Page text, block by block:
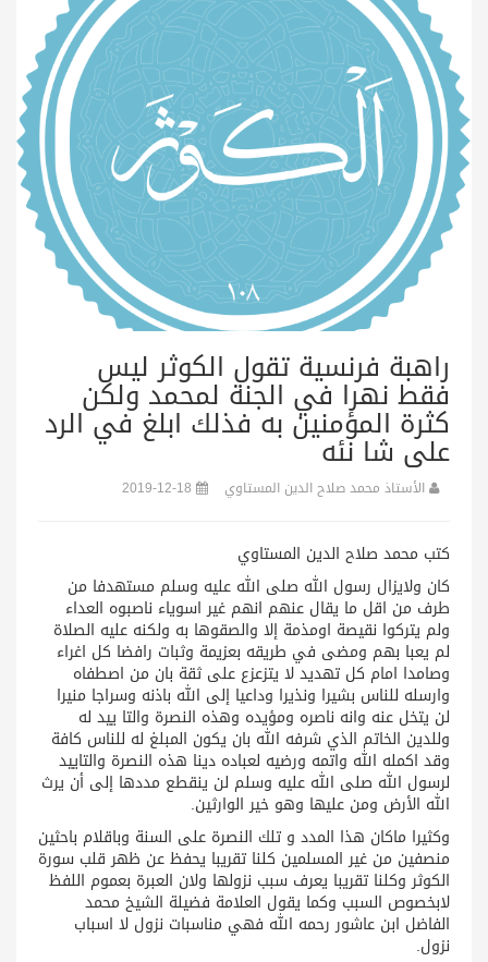
راهبة فرنسية تقول الكوثر ليس
فقط نهرا في الجنة لمحمد ولكن
كثرة المؤمنين به فذلك ابلغ في الرد
على شا نئه
الأستاذ محمد صلاح الدين المستاوي
كتب محمد صلاح الدين المستاوي
كان ولايزال رسول الله صلى الله عليه وسلم مستهدفا من
طرف من اقل ما يقال عنهم انهم غير اسوياء ناصبوه العداء
ولم يتركوا نقيصة اومذمة إلا والصقوها به ولكنه عليه الصلاة
لم يعبا بهم ومضى في طريقه بعزيمة وثبات رافضا كل اغراء
وصامدا امام كل تهديد لا يتزعزع على ثقة بان من اصطفاه
وارسله للناس بشيرا ونذيرا وداعيا إلى الله باذنه وسراجا منيرا
لن يتخل عنه وانه ناصره ومؤيده وهذه النصرة والتا ييد له
وللدين الخاتم الذي شرفه الله بان يكون المبلغ له للناس كافة
وقد اكمله الله واتمه ورضيه لعباده دينا هذه النصرة والتاييد
لرسول الله صلى الله عليه وسلم لن ينقطع مددها إلى أن يرث
الله الأرض ومن عليها وهو خير الوارثين.
وكثيرا ماكان هذا المدد و تلك النصرة على السنة وباقلام باحثين
منصفين من غير المسلمين كلنا تقريبا يحفظ عن ظهر قلب سورة
الكوثر وكلنا تقريبا يعرف سبب نزولها ولان العبرة بعموم اللفظ
لابخصوص السبب وكما يقول العلامة فضيلة الشيخ محمد
الفاضل ابن عاشور رحمه الله فهي مناسبات نزول لا اسباب
نزول.